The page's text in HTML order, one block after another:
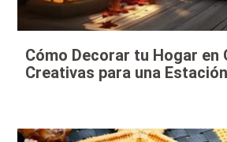
Cómo Decorar tu Hogar en
Creativas para una